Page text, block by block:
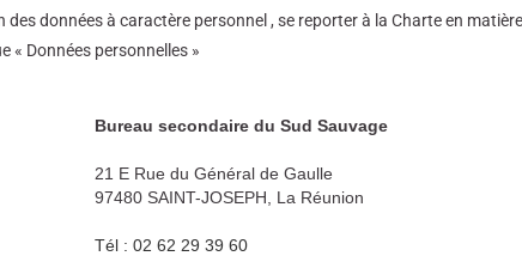
données à caractère personnel , se reporter à la Charte en
Données personnelles »
Bureau secondaire du Sud Sauvage
21 E Rue du Général de Gaulle
97480 SAINT-JOSEPH, La Réunion
Tél : 02 62 29 39 60